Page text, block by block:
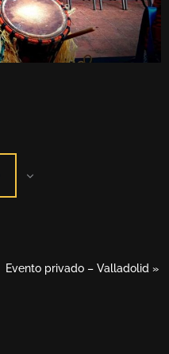
Evento privado – Valladolid»